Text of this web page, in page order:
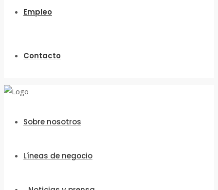
Empleo
Contacto
Sobre nosotros
Líneas de negocio